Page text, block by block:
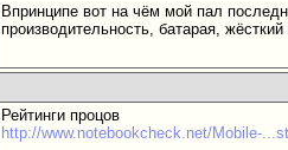
Впринципе вот на чём мой пал
производительность, батарая,
Рейтинги процов
http://www.notebookcheck.net/Mobile-